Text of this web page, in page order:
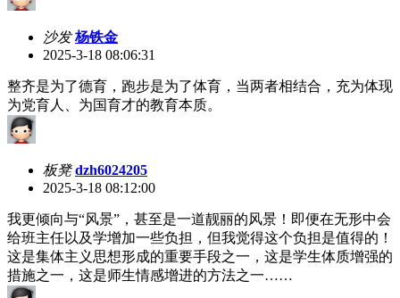
沙发 杨铁金
2025-3-18 08:06:31
整齐是为了德育，跑步是为了体育，当两者相结合，充为体现
为党育人、为国育才的教育本质。
板凳 dzh6024205
2025-3-18 08:12:00
我更倾向与“风景”，甚至是一道靓丽的风景！即便在无形中会
给班主任以及学增加一些负担，但我觉得这个负担是值得的！
这是集体主义思想形成的重要手段之一，这是学生体质增强的
措施之一，这是师生情感增进的方法之一……